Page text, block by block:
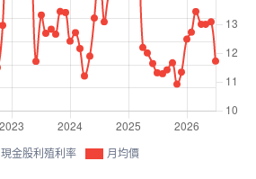
現金股利殖利率 月均價